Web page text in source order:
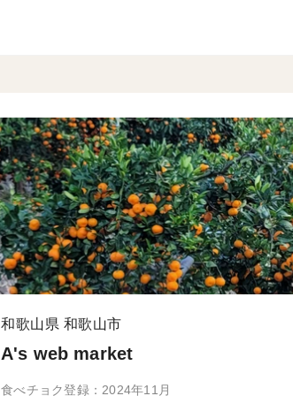
和歌山県 和歌山市
A's web market
食べチョク登録：2024年11月